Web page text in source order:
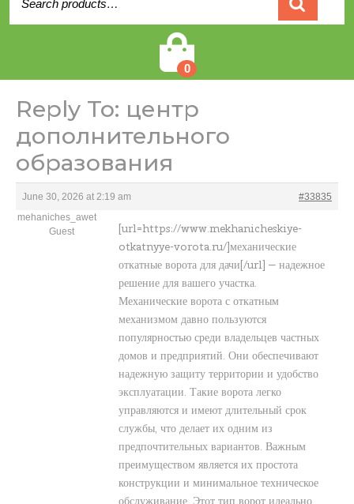
for:
0
Reply To: центр
дополнительного
образования
June 30, 2026 at 2:19 am
#33835
mehaniches_awet
Guest
[url=https://www.mekhanicheskiye-
otkatnyye-vorota.ru/]механические
откатные ворота для дачи[/url] — надежное
решение для вашего участка.
Механические ворота с откатным
механизмом давно пользуются
популярностью среди владельцев частных
домов и предприятий. Они обеспечивают
надежную защиту территории и удобство
эксплуатации. Такие ворота легко
управляются и имеют длительный срок
службы, что делает их одним из
предпочтительных вариантов. Важным
преимуществом является их простота
конструкции и минимальное техническое
обслуживание. Этот тип ворот идеально